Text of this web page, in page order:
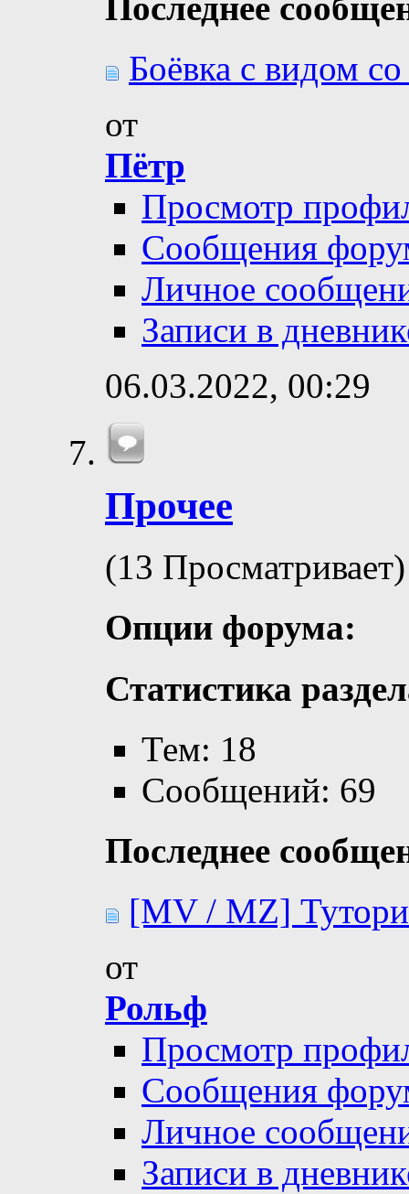
Боёвка с видом
от
Пётр
Просмотр
Сообщения
Личное
Записи в
06.03.2022, 00:29
Прочее
(13 Просматривает)
Опции форума:
Статистика
Тем: 18
Сообщений: 69
Последнее
[MV / MZ]
от
Рольф
Просмотр
Сообщения
Личное
Записи в